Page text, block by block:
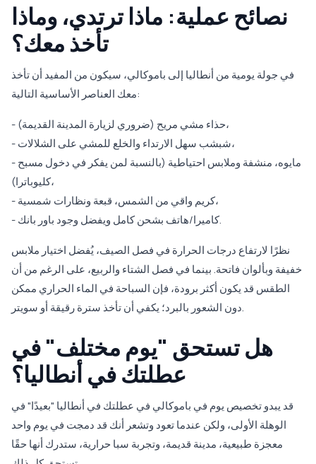
نصائح عملية: ماذا ترتدي، وماذا
تأخذ معك؟
في جولة يومية من أنطاليا إلى باموكالي، سيكون من المفيد أن تأخذ
معك العناصر الأساسية التالية:
- حذاء مشي مريح (ضروري لزيارة المدينة القديمة)،
- شبشب سهل الارتداء والخلع للمشي على الشلالات،
- مايوه، منشفة وملابس احتياطية (بالنسبة لمن يفكر في دخول مسبح
كليوباترا)،
- كريم واقي من الشمس، قبعة ونظارات شمسية،
- كاميرا/هاتف بشحن كامل ويفضل وجود باور بانك.
نظرًا لارتفاع درجات الحرارة في فصل الصيف، يُفضل اختيار ملابس
خفيفة وبألوان فاتحة. بينما في فصل الشتاء والربيع، على الرغم من أن
الطقس قد يكون أكثر برودة، فإن السباحة في الماء الحراري ممكن
دون الشعور بالبرد؛ يكفي أن تأخذ سترة رقيقة أو سويتر.
هل تستحق "يوم مختلف" في
عطلتك في أنطاليا؟
قد يبدو تخصيص يوم في باموكالي في عطلتك في أنطاليا "بعيدًا" في
الوهلة الأولى، ولكن عندما تعود وتشعر أنك قد دمجت في يوم واحد
معجزة طبيعية، مدينة قديمة، وتجربة سبا حرارية، ستدرك أنها حقًا